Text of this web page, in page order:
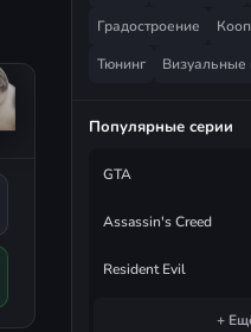
Градостроение
Тюнинг
Визуальные
Популярные серии
GTA
Assassin's Creed
Resident Evil
+